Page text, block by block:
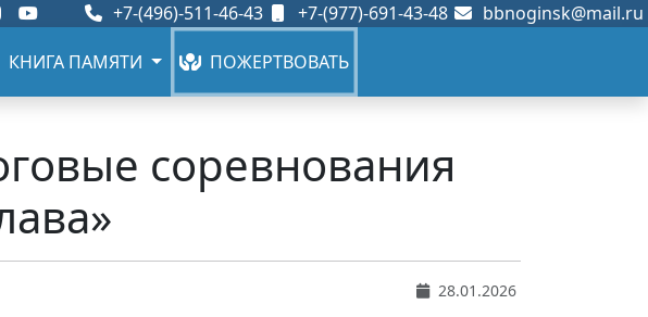
+7-(496)-511-46-43 +7-(977)-691-43-48 bbnoginsk@mail.ru
КНИГА ПАМЯТИ ПОЖЕРТВОВАТЬ
соревнования
28.01.2026